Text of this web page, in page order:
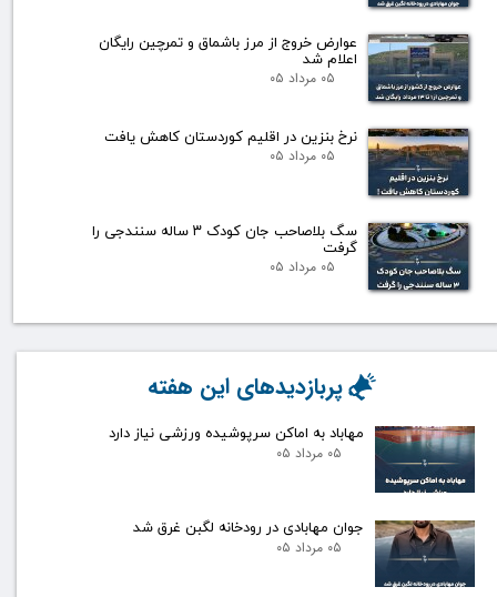
عوارض خروج از مرز باشماق و تمرچین رایگان
اعلام شد
۰۵ مرداد ۰۵
نرخ بنزین در اقلیم کوردستان کاهش یافت
۰۵ مرداد ۰۵
سگ بلاصاحب جان کودک ۳ ساله سنندجی را
گرفت
۰۵ مرداد ۰۵
مهاباد به اماکن سرپوشیده ورزشی نیاز دارد
۰۵ مرداد ۰۵
جوان مهابادی در رودخانه لگبن غرق شد
۰۵ مرداد ۰۵
پربازدیدهای این هفته